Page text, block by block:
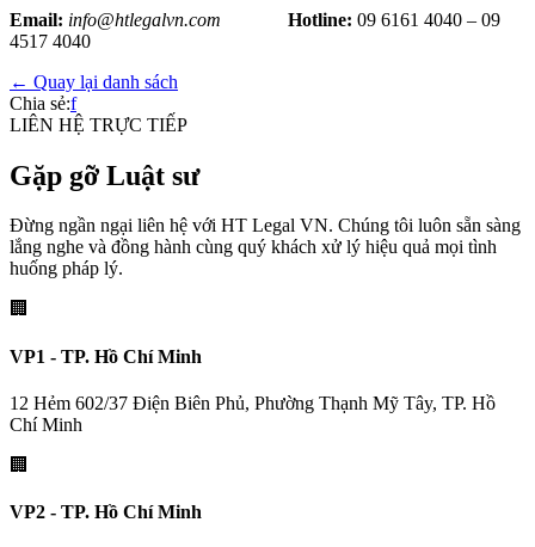
Email: info@htlegalvn.com Hotline: 09 6161 4040 – 09
4517 4040
← Quay lại danh sách
Chia sẻ:f
LIÊN HỆ TRỰC TIẾP
Gặp gỡ Luật sư
Đừng ngần ngại liên hệ với HT Legal VN. Chúng tôi luôn sẵn sàng
lắng nghe và đồng hành cùng quý khách xử lý hiệu quả mọi tình
huống pháp lý.
🏢
VP1 - TP. Hồ Chí Minh
12 Hẻm 602/37 Điện Biên Phủ, Phường Thạnh Mỹ Tây, TP. Hồ
Chí Minh
🏢
VP2 - TP. Hồ Chí Minh